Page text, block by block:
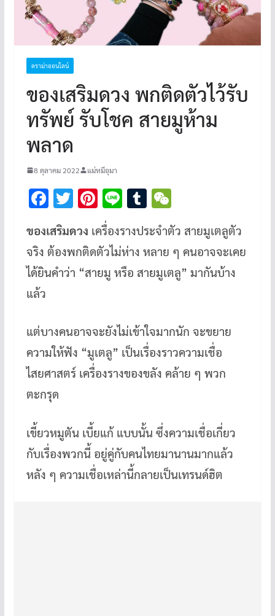
ดราม่าออนไลน์
ของเสริมดวง พกติดตัวไว้รับ
ทรัพย์ รับโชค สายมูห้าม
พลาด
8 ตุลาคม 2022 แม่หมีอุมา
F
ac
e
b
o
T
tt
er
Pi
nt
er
es
t
Li
e
T
m
bl
r
W
C
h
at
ของเสริมดวง เครื่องรางประจำตัว สายมูเตลูตัว
จริง ต้องพกติดตัวไม่ห่าง หลาย ๆ คนอาจจะเคย
ได้ยินคำว่า “สายมู หรือ สายมูเตลู” มากันบ้าง
แล้ว
แต่บางคนอาจจะยังไม่เข้าใจมากนัก จะขยาย
ความให้ฟัง “มูเตลู” เป็นเรื่องราวความเชื่อ
ไสยศาสตร์ เครื่องรางของขลัง คล้าย ๆ พวก
ตะกรุด
เขี้ยวหมูตัน เบี้ยแก้ แบบนั้น ซึ่งความเชื่อเกี่ยว
กับเรื่องพวกนี้ อยู่คู่กับคนไทยมานานมากแล้ว
หลัง ๆ ความเชื่อเหล่านี้กลายเป็นเทรนด์ฮิต